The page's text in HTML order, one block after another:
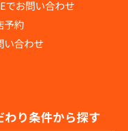
でお問い合わせ
予約
い合わせ
わり条件から探す